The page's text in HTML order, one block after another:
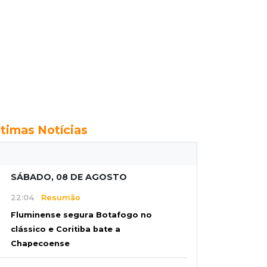
Notícias
SÁBADO, 08 DE AGOSTO
22:04 Resumão
Fluminense segura Botafogo no
clássico e Coritiba bate a
Chapecoense